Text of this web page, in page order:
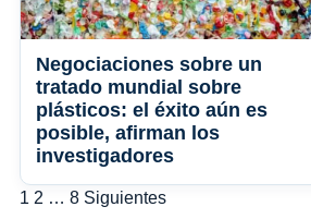
Negociaciones sobre un
tratado mundial sobre
plásticos: el éxito aún es
posible, afirman los
investigadores
Paginación
1 2 … 8 Siguientes